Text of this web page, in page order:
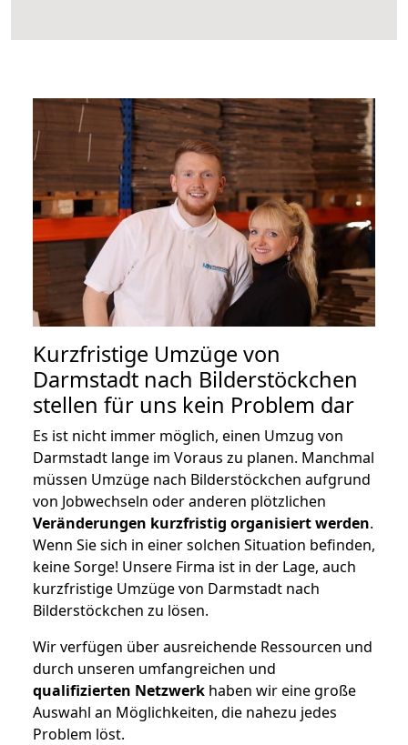
Kurzfristige Umzüge von
Darmstadt nach Bilderstöckchen
stellen für uns kein Problem dar
Es ist nicht immer möglich, einen Umzug von
Darmstadt lange im Voraus zu planen. Manchmal
müssen Umzüge nach Bilderstöckchen aufgrund
von Jobwechseln oder anderen plötzlichen
Veränderungen kurzfristig organisiert werden.
Wenn Sie sich in einer solchen Situation befinden,
keine Sorge! Unsere Firma ist in der Lage, auch
kurzfristige Umzüge von Darmstadt nach
Bilderstöckchen zu lösen.
Wir verfügen über ausreichende Ressourcen und
durch unseren umfangreichen und
qualifizierten Netzwerk haben wir eine große
Auswahl an Möglichkeiten, die nahezu jedes
Problem löst.